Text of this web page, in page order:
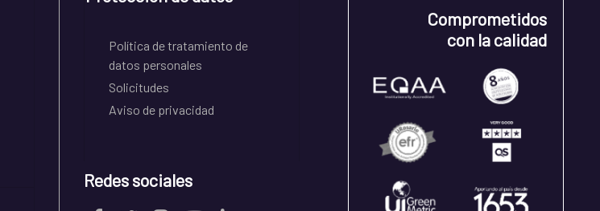
Política de tratamiento de
datos personales
Solicitudes
Aviso de privacidad
Redes sociales
Comprometidos
con la calidad